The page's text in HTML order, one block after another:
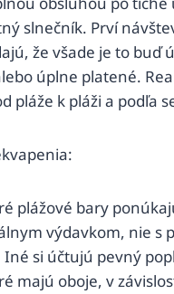
slnečník. Prví
že všade je to buď
úplne platené.
pláže k pláži a podľa
plážové bary
výdavkom, nie s
Iné si účtujú pevný
majú oboje, v